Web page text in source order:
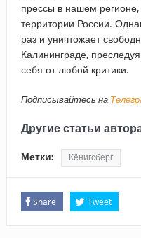
прессы в нашем
территории России.
раз и уничтожает
Калининграде,
себя от любой критики.
Подписывайтесь на
Другие статьи
Метки: Кёнигсберг
Share Tweet